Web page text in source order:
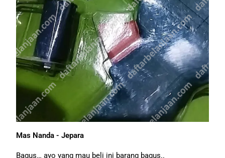
Mas Nanda - Jepara
Bagus… ayo yang mau beli ini barang bagus..